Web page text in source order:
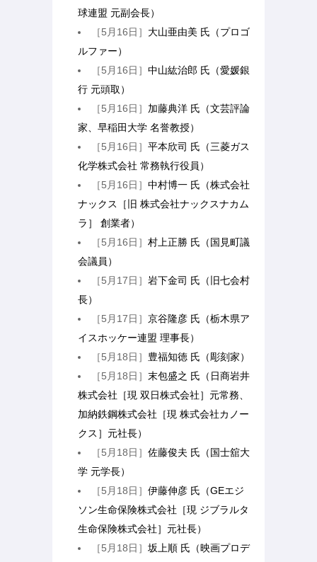
球連盟 元副会長）
［5月16日］ 大山亜由美 氏（プロゴ
ルファー）
［5月16日］中山紘治郎 氏（愛媛銀
行 元頭取）
［5月16日］ 加藤典洋 氏（文芸評論
家、早稲田大学 名誉教授）
［5月16日］平本欣司 氏（三菱ガス
化学株式会社 常務執行役員）
［5月16日］中村博一 氏（株式会社
ナックス［旧 株式会社ナックスナカム
ラ］ 創業者）
［5月16日］村上正勝 氏（国見町議
会議員）
［5月17日］岩下金司 氏（旧七会村
長）
［5月17日］京谷隆彦 氏（栃木県ア
イスホッケー連盟 理事長）
［5月18日］ 豊福知徳 氏（彫刻家）
［5月18日］末包盛之 氏（日商岩井
株式会社［現 双日株式会社］元常務、
加納鉄鋼株式会社［現 株式会社カノー
クス］元社長）
［5月18日］佐藤俊夫 氏（国士舘大
学 元学長）
［5月18日］伊藤伸彦 氏（GEエジ
ソン生命保険株式会社［現 ジブラルタ
生命保険株式会社］元社長）
［5月18日］坂上順 氏（映画プロデ